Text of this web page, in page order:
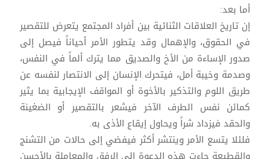
أما بعد:
إن تاريخ العلاقات الثنائية بين أفراد المجتمع يتعرض للتقصير
في الحقوق، والإهمال وقد يتطور الأمر أحياناً فيصل إلى
صدور الإساءة من الأخ والصديق مما يترك ألماً في النفس،
وصدمة وخيبة أمل، فيتحرك الإنسان إلى الانتصار لنفسه عن
طريق اللوم والتذكير بالأخوة أو المواقف الإيجابية بما يثير
كمائن نفس الطرف الآخر فيشعر بالتقصير أو الضغينة
والحقد فيزداد شراً ويحاول إيقاع الأذى به.
فلئلا يتسع الأمر وينتشر أكثر فيفضي إلى حالات من التشنج